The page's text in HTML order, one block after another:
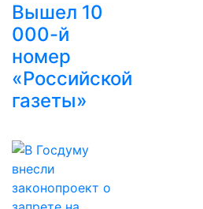
Вышел 10
000-й
номер
«Российской
газеты»